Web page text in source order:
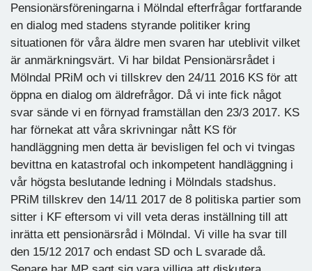
Pensionärsföreningarna i Mölndal efterfrågar fortfarande
en dialog med stadens styrande politiker kring
situationen för våra äldre men svaren har uteblivit vilket
är anmärkningsvärt. Vi har bildat Pensionärsrådet i
Mölndal PRiM och vi tillskrev den 24/11 2016 KS för att
öppna en dialog om äldrefrågor. Då vi inte fick något
svar sände vi en förnyad framställan den 23/3 2017. KS
har förnekat att våra skrivningar nått KS för
handläggning men detta är bevisligen fel och vi tvingas
bevittna en katastrofal och inkompetent handläggning i
vår högsta beslutande ledning i Mölndals stadshus.
PRiM tillskrev den 14/11 2017 de 8 politiska partier som
sitter i KF eftersom vi vill veta deras inställning till att
inrätta ett pensionärsråd i Mölndal. Vi ville ha svar till
den 15/12 2017 och endast SD och L svarade då.